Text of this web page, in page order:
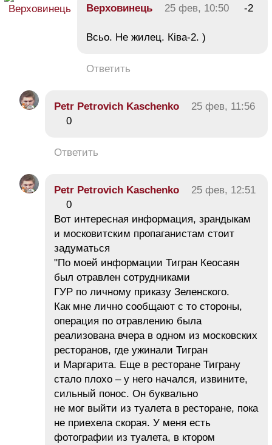
Верховинець 25 фев, 10:50 -2
Всьо. Не жилец. Ківа-2. )
Ответить
Petr Petrovich Kaschenko
25 фев, 11:56
0
Ответить
Petr Petrovich Kaschenko
25 фев, 12:51
0
Вот интересная информация, зрандыкам
и московитским пропаганистам стоит
задуматься
"По моей информации Тигран Кеосаян
был отравлен сотрудниками
ГУР по личному приказу Зеленского.
Как мне лично сообщают с то стороны,
операция по отравлению была
реализована вчера в одном из московских
ресторанов, где ужинали Тигран
и Маргарита. Еще в ресторане Тиграну
стало плохо – у него начался, извините,
сильный понос. Он буквально
не мог выйти из туалета в ресторане, пока
не приехела скорая. У меня есть
фотографии из туалета, в ктором